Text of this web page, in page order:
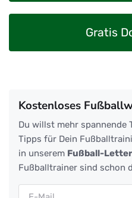
Gratis
Kostenloses
Du willst mehr spannende
Tipps für Dein
in unserem Fußball-Letter
Fußballtrainer sind schon